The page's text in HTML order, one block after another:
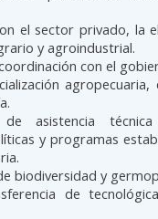
el sector privado, la
y agroindustrial.
con el
agropecuaria,
asistencia
y programas
biodiversidad y
de